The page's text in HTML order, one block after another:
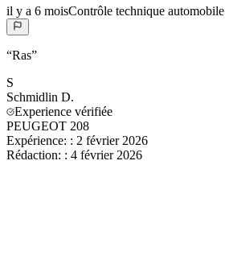
il y a 6 moisContrôle technique automobile
“Ras”
S
Schmidlin D.
Experience vérifiée
PEUGEOT 208
Expérience: : 2 février 2026
Rédaction: : 4 février 2026